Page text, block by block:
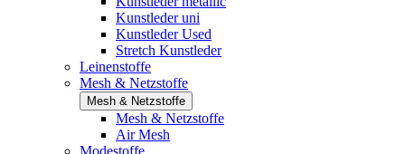
Kunstleder uni
Kunstleder Used
Stretch Kunstleder
Leinenstoffe
Mesh & Netzstoffe
Mesh & Netzstoffe
Mesh & Netzstoffe
Air Mesh
Modestoffe